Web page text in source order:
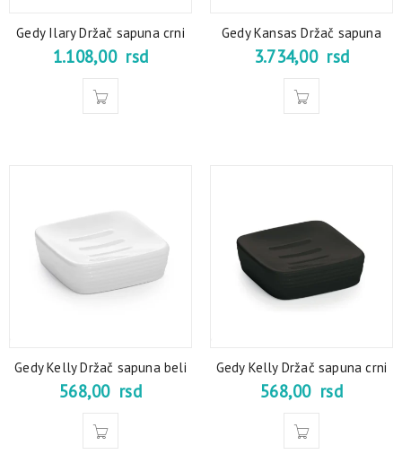
Gedy Ilary Držač sapuna crni
1.108,00 rsd
Gedy Kansas Držač sapuna
3.734,00 rsd
Gedy Kelly Držač sapuna beli
568,00 rsd
Gedy Kelly Držač sapuna crni
568,00 rsd